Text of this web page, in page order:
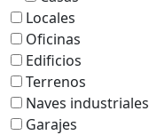
Locales
Oficinas
Edificios
Terrenos
Naves industriales
Garajes